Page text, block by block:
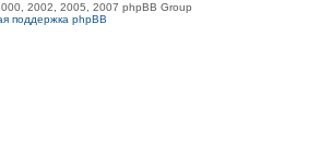
2002, 2005, 2007 phpBB Group
поддержка phpBB